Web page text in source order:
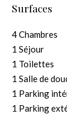
Surfaces
4 Chambres
1 Séjour
1 Toilettes
1 Salle de
1 Parking
1 Parking